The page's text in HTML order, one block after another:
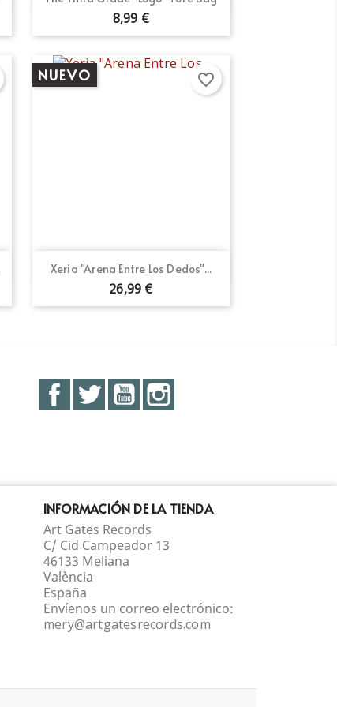
8,99 €
Xeria "Arena Entre Los Dedos"...
26,99 €
NUEVO
Vista rápida
favorite_border
FacebookTwitterYouTube
INFORMACIÓN DE LA TIENDA
Art Gates Records
C/ Cid Campeador 13
46133 Meliana
València
España
Envíenos un correo electrónico:
mery@artgatesrecords.com